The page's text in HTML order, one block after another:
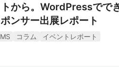
トから。WordPressでで
ンサー出展レポート
コラム
イベントレポート